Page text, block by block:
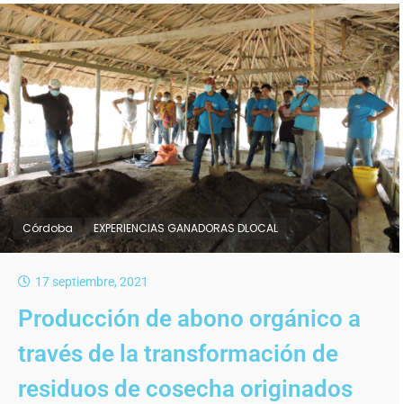
Córdoba EXPERIENCIAS GANADORAS DLOCAL
17 septiembre, 2021
Producción de abono orgánico a
través de la transformación de
residuos de cosecha originados